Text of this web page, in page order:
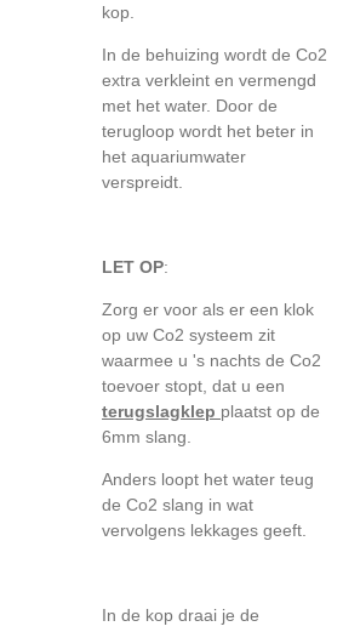
kop.
In de behuizing wordt de Co2
extra verkleint en vermengd
met het water. Door de
terugloop wordt het beter in
het aquariumwater
verspreidt.
LET OP:
Zorg er voor als er een klok
op uw Co2 systeem zit
waarmee u 's nachts de Co2
toevoer stopt, dat u een
terugslagklep plaatst op de
6mm slang.
Anders loopt het water teug
de Co2 slang in wat
vervolgens lekkages geeft.
In de kop draai je de